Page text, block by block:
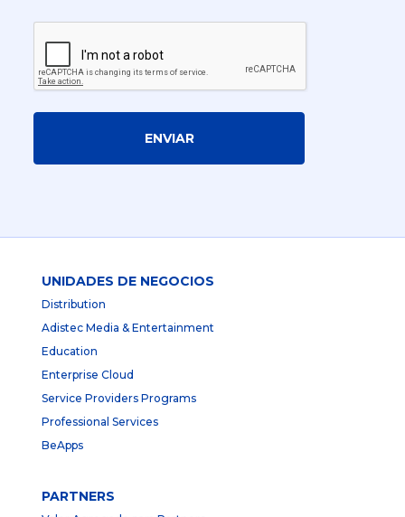
ENVIAR
UNIDADES DE NEGOCIOS
Distribution
Adistec Media & Entertainment
Education
Enterprise Cloud
Service Providers Programs
Professional Services
BeApps
PARTNERS